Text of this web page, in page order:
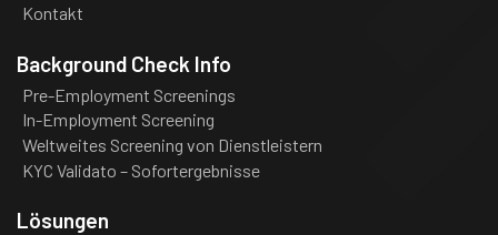
Kontakt
Background Check Info
Pre-Employment Screenings
In-Employment Screening
Weltweites Screening von Dienstleistern
KYC Validato – Sofortergebnisse
Lösungen